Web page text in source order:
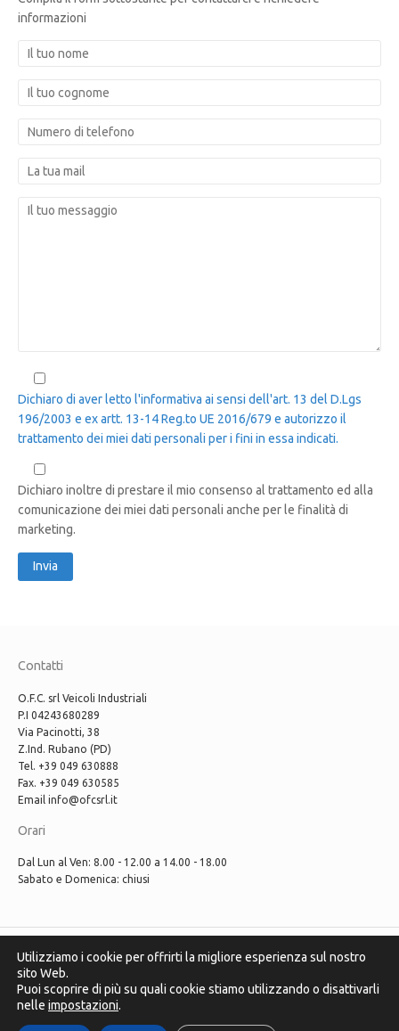
informazioni
Dichiaro di aver letto l'informativa ai sensi dell'art. 13 del D.Lgs
196/2003 e ex artt. 13-14 Reg.to UE 2016/679 e autorizzo il
trattamento dei miei dati personali per i fini in essa indicati.
Dichiaro inoltre di prestare il mio consenso al trattamento ed alla
comunicazione dei miei dati personali anche per le finalità di
marketing.
Contatti
O.F.C. srl Veicoli Industriali
P.I 04243680289
Via Pacinotti, 38
Z.Ind. Rubano (PD)
Tel. +39 049 630888
Fax. +39 049 630585
Email info@ofcsrl.it
Orari
Dal Lun al Ven: 8.00 - 12.00 a 14.00 - 18.00
Sabato e Domenica: chiusi
© 2018 © O.F.C. srl Veicoli Industriali – Power by
Utilizziamo i cookie per offrirti la migliore esperienza sul nostro
sito Web.
Puoi scoprire di più su quali cookie stiamo utilizzando o disattivarli
nelle impostazioni.